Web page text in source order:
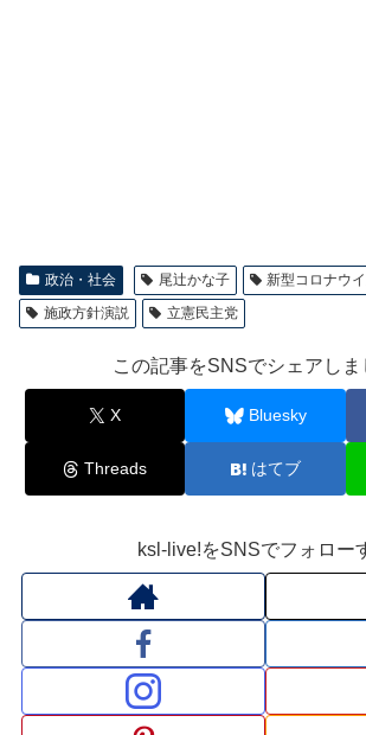
政治・社会 尾辻かな子
新型コロナウ
施政方針演説
立憲民主党
この記事をSNSでシェアしま
X Bluesky
Threads はてブ
ksl-live!をSNSでフォロー